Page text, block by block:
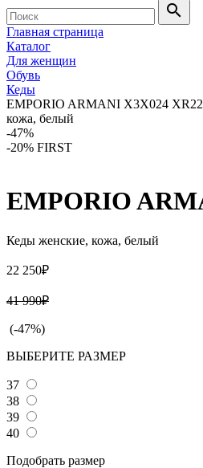
search
Главная страница
Каталог
Для женщин
Обувь
Кеды
EMPORIO ARMANI X3X024
кожа, белый
-47%
-20% FIRST
EMPORIO
Кеды женские, кожа, белый
22 250₽
41 990₽
(-47%)
ВЫБЕРИТЕ РАЗМЕР
37
38
39
40
Подобрать размер